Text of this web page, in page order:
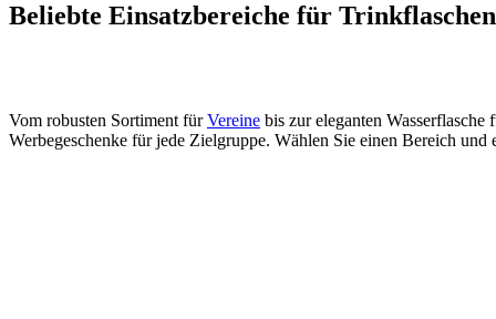
Beliebte Einsatzbereiche für Trinkflaschen
Vom robusten Sortiment fürVereine bis zur eleganten Wasserflasche
Werbegeschenke für jede Zielgruppe. Wählen Sie einen Bereich und